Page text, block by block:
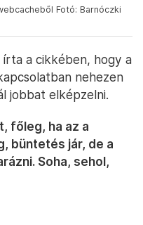
Fotó: Barnóczki
a cikkében, hogy a
nehezen
jobbat elképzelni.
főleg, ha az a
büntetés jár, de a
Soha, sehol,